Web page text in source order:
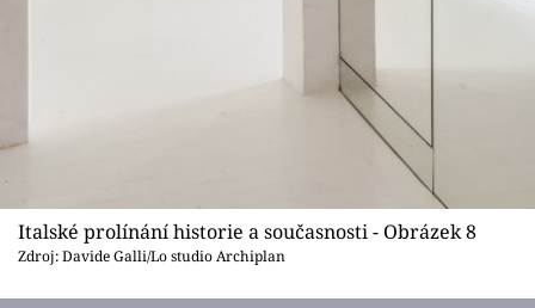
Italské prolínání historie a současnosti - Obrázek 8
Zdroj: Davide Galli/Lo studio Archiplan